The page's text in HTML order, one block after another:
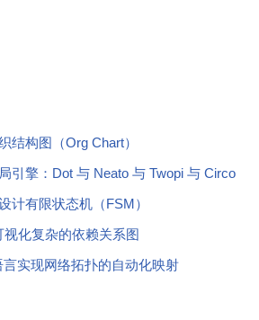
结构图（Org Chart）
引擎：Dot 与 Neato 与 Twopi 与 Circo
计有限状态机（FSM）
化复杂的依赖关系图
实现网络拓扑的自动化映射